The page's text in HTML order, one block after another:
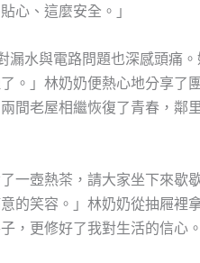
心、這麼安全。」
水與電路問題也深感頭痛
。」林奶奶便熱心地分享了
間老屋相繼恢復了青春，鄰
一壺熱茶，請大家坐下來歇
的笑容。」林奶奶從抽屜裡
，更修好了我對生活的信心